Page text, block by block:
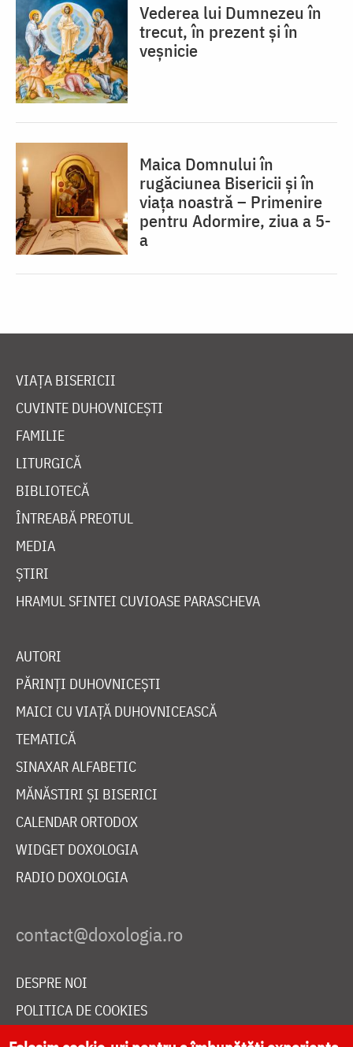
Vederea lui Dumnezeu în
trecut, în prezent și în
veșnicie
Maica Domnului în
rugăciunea Bisericii și în
viața noastră – Primenire
pentru Adormire, ziua a 5-
a
VIAȚA BISERICII
CUVINTE DUHOVNICEȘTI
FAMILIE
LITURGICĂ
BIBLIOTECĂ
ÎNTREABĂ PREOTUL
MEDIA
ȘTIRI
HRAMUL SFINTEI CUVIOASE PARASCHEVA
AUTORI
PĂRINȚI DUHOVNICEȘTI
MAICI CU VIAȚĂ DUHOVNICEASCĂ
TEMATICĂ
SINAXAR ALFABETIC
MĂNĂSTIRI ȘI BISERICI
CALENDAR ORTODOX
WIDGET DOXOLOGIA
RADIO DOXOLOGIA
DESPRE NOI
POLITICA DE COOKIES
DONEAZĂ ONLINE PENTRU CATEDRALA NAȚIONALĂ